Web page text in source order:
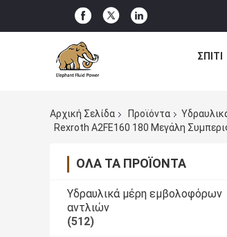
ΣΠΊΤΙ
Αρχική Σελίδα Προϊόντα
Rexroth A2FE160 180 Μεγάλη
ΌΛΑ ΤΑ ΠΡΟΪΌΝΤΑ
Υδραυλικά μέρη εμβολοφόρων
αντλιών
(512)